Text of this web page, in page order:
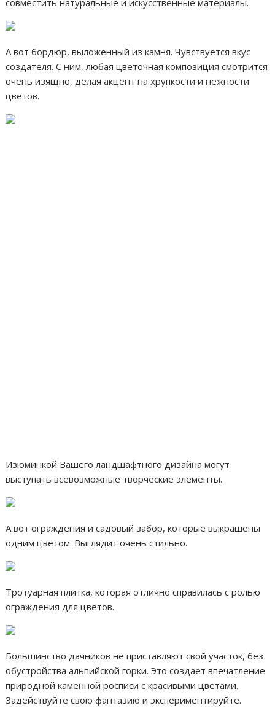
совместить натуральные и искусственные материалы.
А вот бордюр, выложенный из камня. Чувствуется вкус
создателя. С ним, любая цветочная композиция смотрится
очень изящно, делая акцент на хрупкости и нежности
цветов.
Изюминкой Вашего ландшафтного дизайна могут
выступать всевозможные творческие элементы.
А вот ограждения и садовый забор, которые выкрашены
одним цветом. Выглядит очень стильно.
Тротуарная плитка, которая отлично справилась с ролью
ограждения для цветов.
Большинство дачников не приставляют свой участок, без
обустройства альпийской горки. Это создает впечатление
природной каменной росписи с красивыми цветами.
Задействуйте свою фантазию и экспериментируйте.